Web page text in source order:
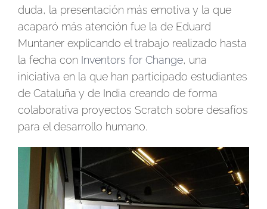
duda, la presentación más emotiva y la que
acaparó más atención fue la de Eduard
Muntaner explicando el trabajo realizado hasta
la fecha con Inventors for Change, una
iniciativa en la que han participado estudiantes
de Cataluña y de India creando de forma
colaborativa proyectos Scratch sobre desafíos
para el desarrollo humano.